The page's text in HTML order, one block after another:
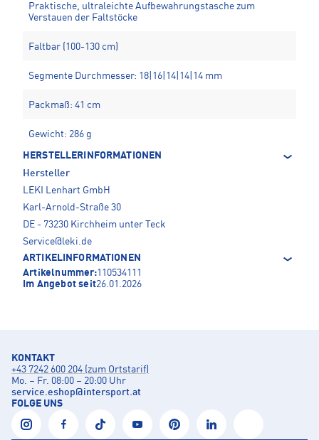
Praktische, ultraleichte Aufbewahrungstasche zum
Verstauen der Faltstöcke
Faltbar (100-130 cm)
Segmente Durchmesser: 18|16|14|14|14 mm
Packmaß: 41 cm
Gewicht: 286 g
HERSTELLERINFORMATIONEN
Hersteller
LEKI Lenhart GmbH
Karl-Arnold-Straße 30
DE - 73230 Kirchheim unter Teck
Service@leki.de
ARTIKELINFORMATIONEN
Artikelnummer:110534111
Im Angebot seit26.01.2026
KONTAKT
+43 7242 600 204 (zum Ortstarif)
Mo. – Fr. 08:00 – 20:00 Uhr
service.eshop@intersport.at
FOLGE UNS